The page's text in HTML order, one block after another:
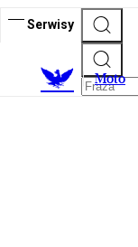
Serwisy
Moto